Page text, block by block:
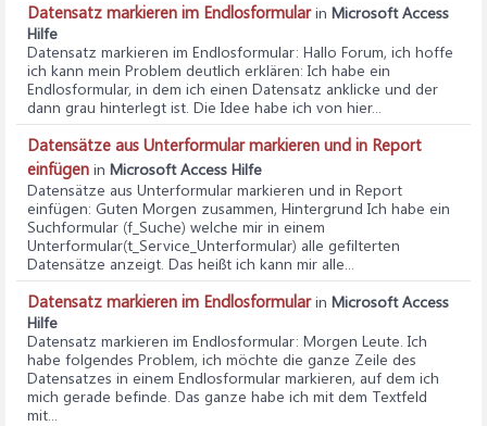
Datensatz markieren im Endlosformularin Microsoft Access
Hilfe
Datensatz markieren im Endlosformular: Hallo Forum, ich hoffe
ich kann mein Problem deutlich erklären: Ich habe ein
Endlosformular, in dem ich einen Datensatz anklicke und der
dann grau hinterlegt ist. Die Idee habe ich von hier...
Datensätze aus Unterformular markieren und in Report
einfügen in Microsoft Access Hilfe
Datensätze aus Unterformular markieren und in Report
einfügen: Guten Morgen zusammen, Hintergrund Ich habe ein
Suchformular (f_Suche) welche mir in einem
Unterformular(t_Service_Unterformular) alle gefilterten
Datensätze anzeigt. Das heißt ich kann mir alle...
Datensatz markieren im Endlosformularin Microsoft Access
Hilfe
Datensatz markieren im Endlosformular: Morgen Leute. Ich
habe folgendes Problem, ich möchte die ganze Zeile des
Datensatzes in einem Endlosformular markieren, auf dem ich
mich gerade befinde. Das ganze habe ich mit dem Textfeld
mit...